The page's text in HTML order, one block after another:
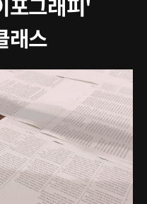
포그래피'
래스